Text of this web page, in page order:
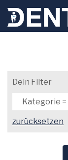
Inhalt
Dein Filter
zurücksetzen
Kategorie